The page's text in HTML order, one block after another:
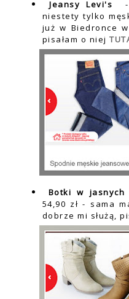
Jeansy Levi's
niestety tylko
już w Biedronce
pisałam o niej
Botki w jasnych
54,90 zł - sama
dobrze mi służą,